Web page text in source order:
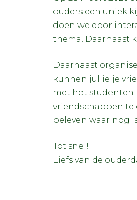
ouders een uniek
doen we door
thema. Daarnaast
Daarnaast
kunnen jullie je
met het
vriendschappen te
beleven waar nog
Tot snel!
Liefs van de